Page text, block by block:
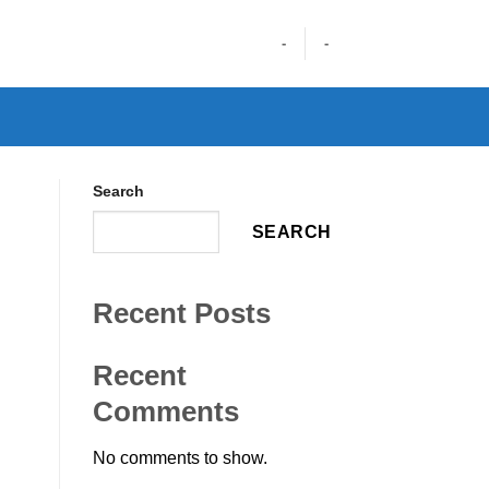
- -
Search
SEARCH
Recent Posts
Recent
Comments
No comments to show.